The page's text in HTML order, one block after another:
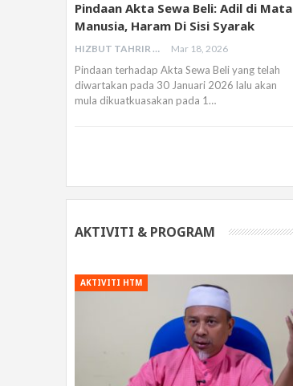
Pindaan Akta Sewa Beli: Adil di Mata
Manusia, Haram Di Sisi Syarak
HIZBUT TAHRIR MALAYSIA Mar 18, 2026
Pindaan terhadap Akta Sewa Beli yang telah
diwartakan pada 30 Januari 2026 lalu akan
mula dikuatkuasakan pada 1…
AKTIVITI & PROGRAM
AKTIVITI HTM